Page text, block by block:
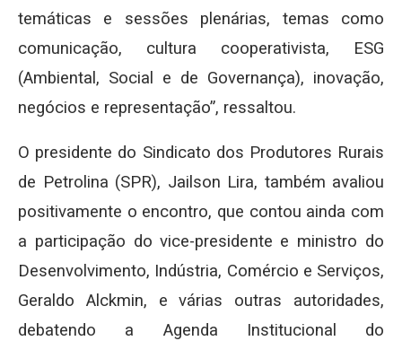
temáticas e sessões plenárias, temas como
comunicação, cultura cooperativista, ESG
(Ambiental, Social e de Governança), inovação,
negócios e representação”, ressaltou.
O presidente do Sindicato dos Produtores Rurais
de Petrolina (SPR), Jailson Lira, também avaliou
positivamente o encontro, que contou ainda com
a participação do vice-presidente e ministro do
Desenvolvimento, Indústria, Comércio e Serviços,
Geraldo Alckmin, e várias outras autoridades,
debatendo a Agenda Institucional do